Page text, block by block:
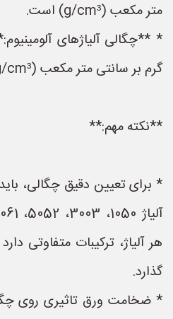
متر مکعب (g/cm³) است.
گرم بر سانتی متر مکعب (g/cm³) متغیر است.
**نکته مهم:**
* برای تعیین دقیق چگالی،
هر آلیاژ، ترکیبات متفاوتی
گذارد.
* ضخامت ورق تاثیری روی